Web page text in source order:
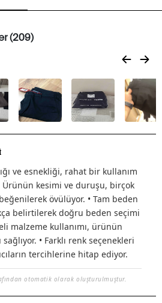
(209)
ve esnekliği, rahat bir kullanım
Ürünün kesimi ve duruşu, birçok
övülüyor. • Tam beden
belirtilerek doğru beden seçimi
malzeme kullanımı, ürünün
sağlıyor. • Farklı renk seçenekleri
tercihlerine hitap ediyor.
otomatik olarak oluşturulmuştur.